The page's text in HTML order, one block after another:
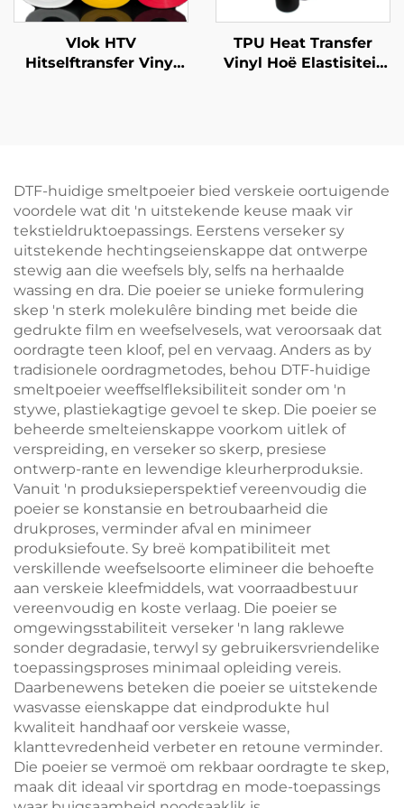
Vlok HTV
Hitselftransfer Vinyl
TPU Heat Transfer
Vinyl Hoë Elastisiteit
DTF-huidige smeltpoeier bied verskeie oortuigende
voordele wat dit 'n uitstekende keuse maak vir
tekstieldruktoepassings. Eerstens verseker sy
uitstekende hechtingseienskappe dat ontwerpe
stewig aan die weefsels bly, selfs na herhaalde
wassing en dra. Die poeier se unieke formulering
skep 'n sterk molekulêre binding met beide die
gedrukte film en weefselvesels, wat veroorsaak dat
oordragte teen kloof, pel en vervaag. Anders as by
tradisionele oordragmetodes, behou DTF-huidige
smeltpoeier weeffselfleksibiliteit sonder om 'n
stywe, plastiekagtige gevoel te skep. Die poeier se
beheerde smelteienskappe voorkom uitlek of
verspreiding, en verseker so skerp, presiese
ontwerp-rante en lewendige kleurherproduksie.
Vanuit 'n produksieperspektief vereenvoudig die
poeier se konstansie en betroubaarheid die
drukproses, verminder afval en minimeer
produksiefoute. Sy breë kompatibiliteit met
verskillende weefselsoorte elimineer die behoefte
aan verskeie kleefmiddels, wat voorraadbestuur
vereenvoudig en koste verlaag. Die poeier se
omgewingsstabiliteit verseker 'n lang raklewe
sonder degradasie, terwyl sy gebruikersvriendelike
toepassingsproses minimaal opleiding vereis.
Daarbenewens beteken die poeier se uitstekende
wasvasse eienskappe dat eindprodukte hul
kwaliteit handhaaf oor verskeie wasse,
klanttevredenheid verbeter en retoune verminder.
Die poeier se vermoë om rekbaar oordragte te skep,
maak dit ideaal vir sportdrag en mode-toepassings